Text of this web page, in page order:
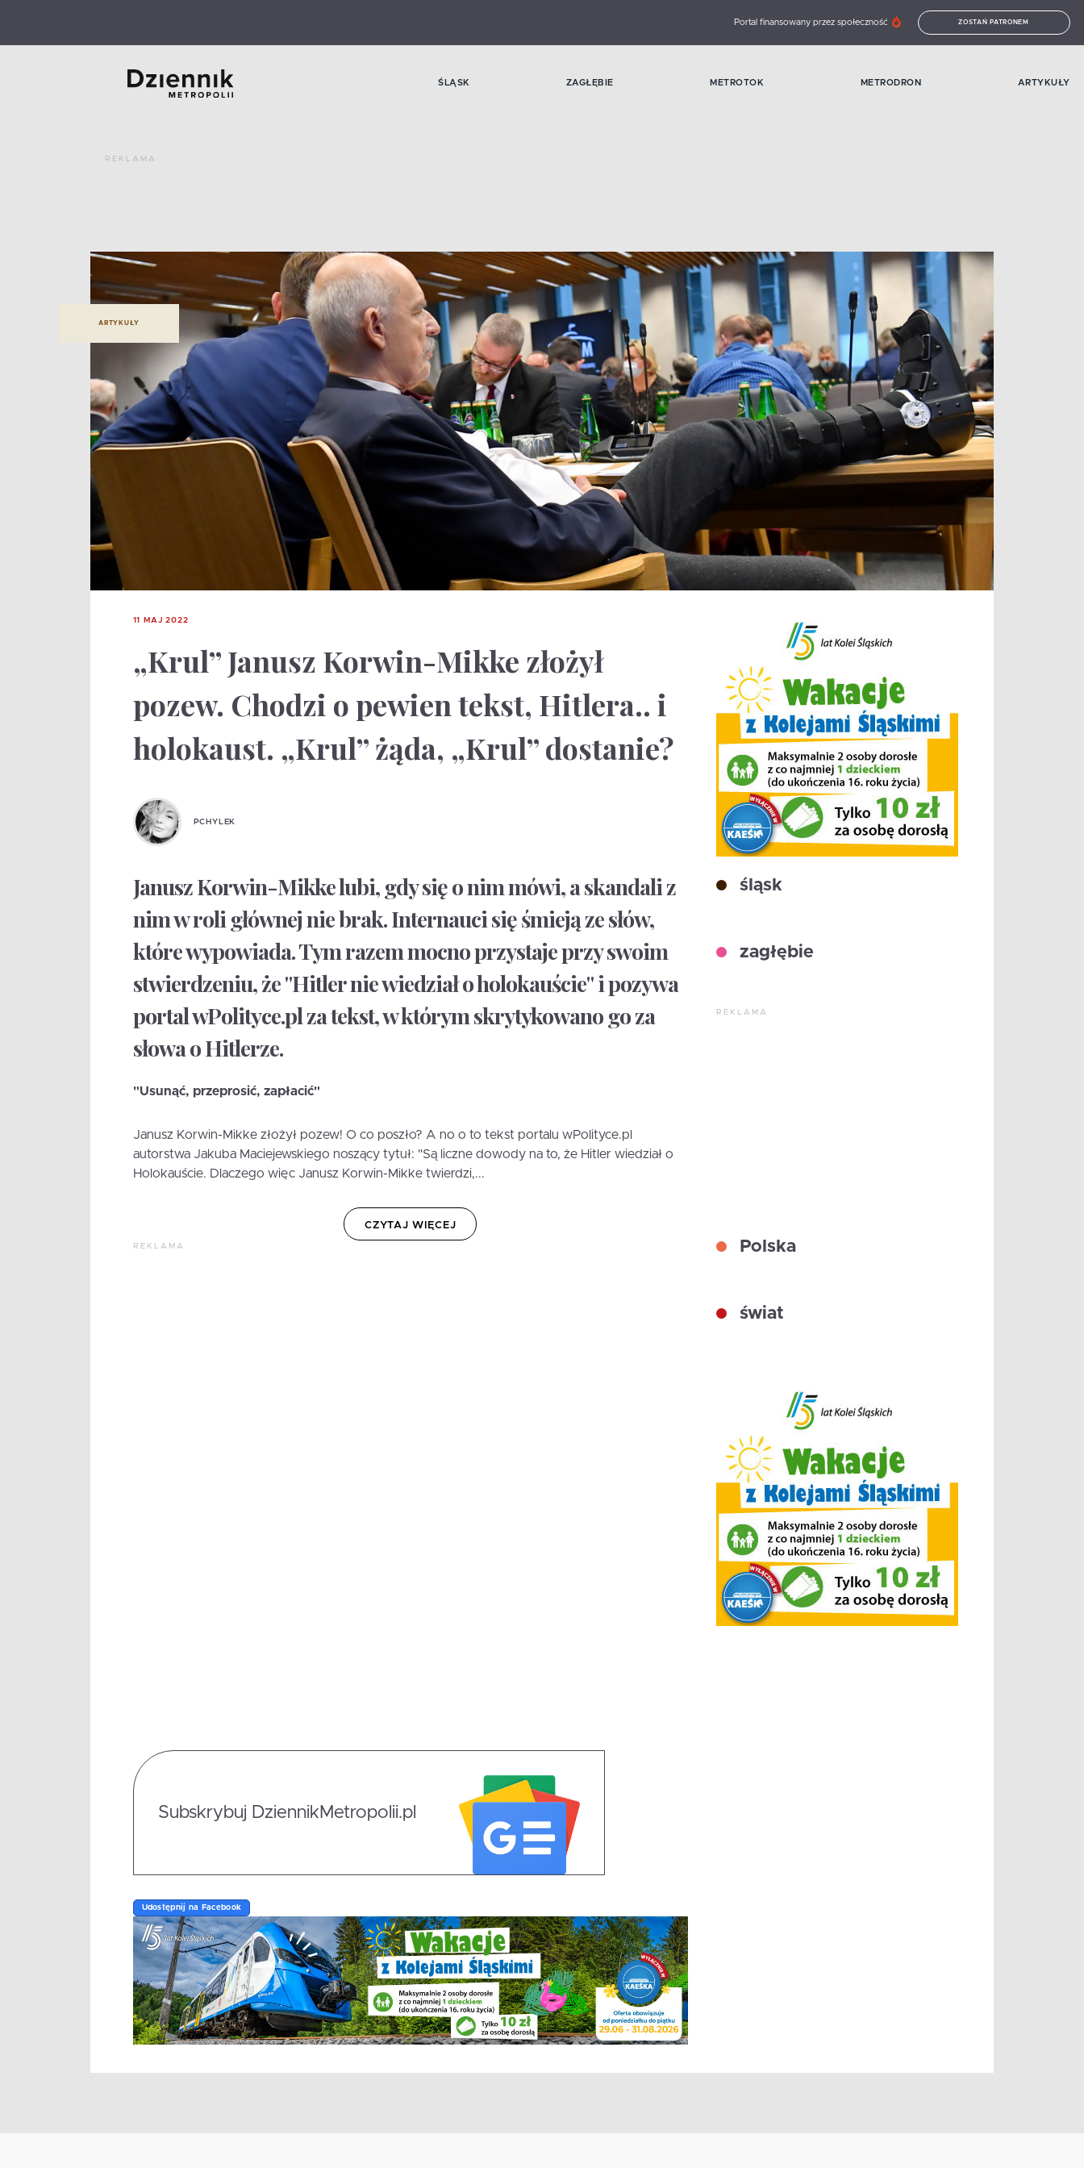
Portal finansowany przez społeczność ZOSTAŃ PATRONEM
ŚLĄSK ZAGŁĘBIE METROTOK METRODRON ARTYKUŁY
REKLAMA
ARTYKUŁY
11 MAJ 2022
„Krul” Janusz Korwin-Mikke złożył
pozew. Chodzi o pewien tekst, Hitlera.. i
holokaust. „Krul” żąda, „Krul” dostanie?
PCHYLEK
Janusz Korwin-Mikke lubi, gdy się o nim mówi, a skandali z
nim w roli głównej nie brak. Internauci się śmieją ze słów,
które wypowiada. Tym razem mocno przystaje przy swoim
stwierdzeniu, że "Hitler nie wiedział o holokauście" i pozywa
portal wPolityce.pl za tekst, w którym skrytykowano go za
słowa o Hitlerze.
"Usunąć, przeprosić, zapłacić"
Janusz Korwin-Mikke złożył pozew! O co poszło? A no o to tekst portalu wPolityce.pl
autorstwa Jakuba Maciejewskiego noszący tytuł: "Są liczne dowody na to, że Hitler wiedział o
Holokauście. Dlaczego więc Janusz Korwin-Mikke twierdzi,...
CZYTAJ WIĘCEJ
REKLAMA
Subskrybuj DziennikMetropolii.pl
Udostępnij na Facebook
śląsk
zagłębie
REKLAMA
Polska
świat